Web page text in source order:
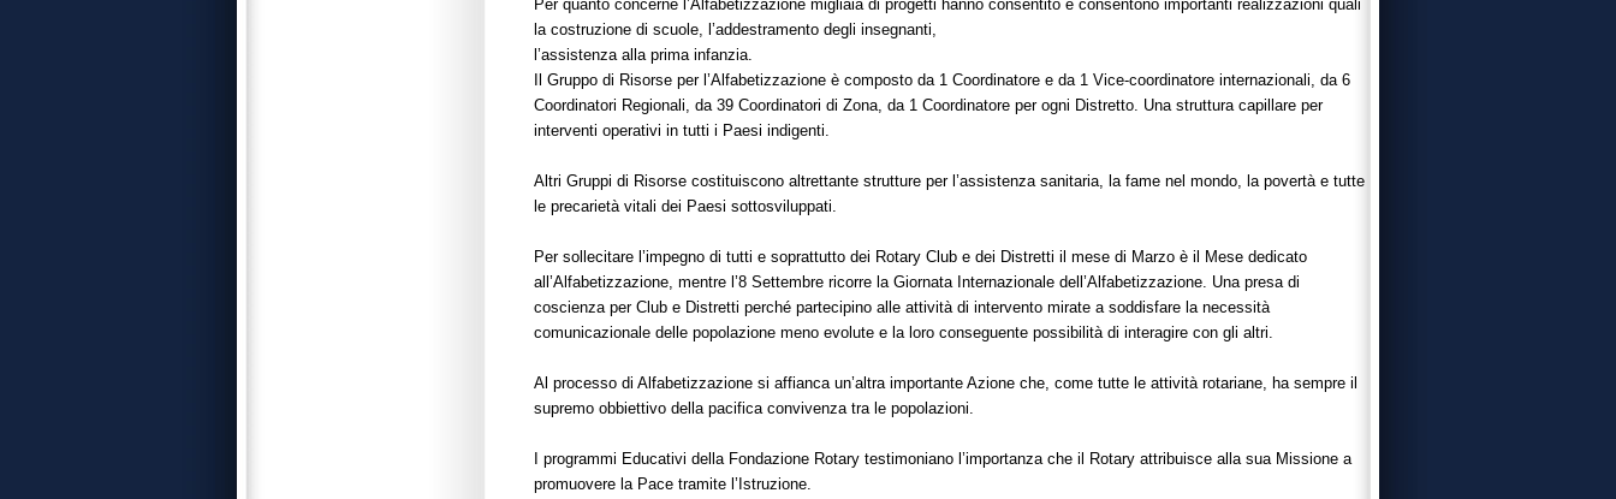
Per quanto concerne l’Alfabetizzazione migliaia di progetti hanno consentito e consentono importanti realizzazioni quali
la costruzione di scuole, l’addestramento degli insegnanti,
l’assistenza alla prima infanzia.
Il Gruppo di Risorse per l’Alfabetizzazione è composto da 1 Coordinatore e da 1 Vice-coordinatore internazionali, da 6
Coordinatori Regionali, da 39 Coordinatori di Zona, da 1 Coordinatore per ogni Distretto. Una struttura capillare per
interventi operativi in tutti i Paesi indigenti.
Altri Gruppi di Risorse costituiscono altrettante strutture per l’assistenza sanitaria, la fame nel mondo, la povertà e tutte
le precarietà vitali dei Paesi sottosviluppati.
Per sollecitare l’impegno di tutti e soprattutto dei Rotary Club e dei Distretti il mese di Marzo è il Mese dedicato
all’Alfabetizzazione, mentre l’8 Settembre ricorre la Giornata Internazionale dell’Alfabetizzazione. Una presa di
coscienza per Club e Distretti perché partecipino alle attività di intervento mirate a soddisfare la necessità
comunicazionale delle popolazione meno evolute e la loro conseguente possibilità di interagire con gli altri.
Al processo di Alfabetizzazione si affianca un’altra importante Azione che, come tutte le attività rotariane, ha sempre il
supremo obbiettivo della pacifica convivenza tra le popolazioni.
I programmi Educativi della Fondazione Rotary testimoniano l’importanza che il Rotary attribuisce alla sua Missione a
promuovere la Pace tramite l’Istruzione.